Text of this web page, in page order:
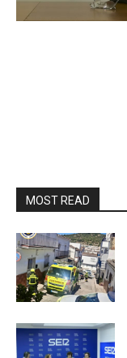
MOST READ